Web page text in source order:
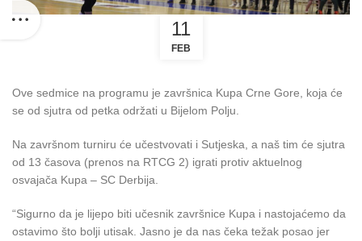
11
FEB
Ove sedmice na programu je završnica Kupa Crne Gore, koja će
se od sjutra od petka održati u Bijelom Polju.
Na završnom turniru će učestvovati i Sutjeska, a naš tim će sjutra
od 13 časova (prenos na RTCG 2) igrati protiv aktuelnog
osvajača Kupa – SC Derbija.
“Sigurno da je lijepo biti učesnik završnice Kupa i nastojaćemo da
ostavimo što bolji utisak. Jasno je da nas čeka težak posao jer